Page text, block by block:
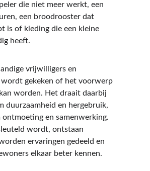
die niet meer werkt, een
een broodrooster dat
is of kleding die een kleine
heeft.
vrijwilligers en
wordt gekeken of het voorwerp
worden. Het draait daarbij
duurzaamheid en hergebruik,
ontmoeting en samenwerking.
wordt, ontstaan
ervaringen gedeeld en
elkaar beter kennen.